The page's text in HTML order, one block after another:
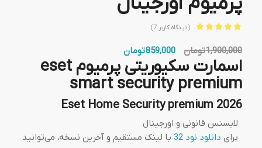
از 5 امتیاز
7
مشتری
(دیدگاه کاربر 7
)
1,900,000تومان
قیمت
اصلی:
1,900,000 تومان
بود.
859,000تومانقیمت
فعلی:
859,000 تومان.
اسمارت سکیوریتی پرمیوم eset
smart security premium
Eset Home Security premium 2026
لایسنس قانونی و اورجینال
برای دانلود نود 32
با لینک مستقیم و آخرین نسخه، می‌توانید